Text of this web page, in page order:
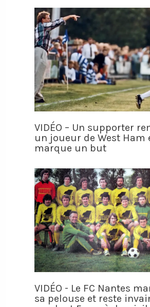
VIDÉO – Un supporter
un joueur de West Ham
marque un but
VIDÉO - Le FC Nantes
sa pelouse et reste